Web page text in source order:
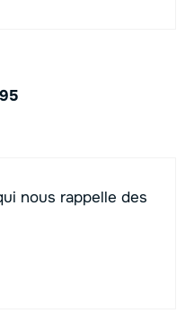
nous rappelle des